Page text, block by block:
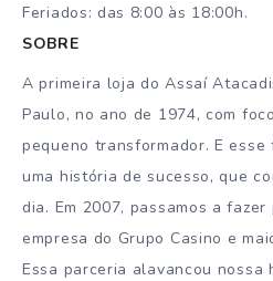
Feriados: das 8:00 às 18:00h.
SOBRE
A primeira loja do Assaí
Paulo, no ano de 1974, com
pequeno transformador. E
uma história de sucesso, que
dia. Em 2007, passamos a fazer
empresa do Grupo Casino e
Essa parceria alavancou nossa